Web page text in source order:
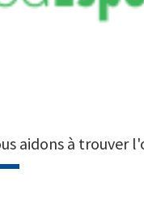
aidons à